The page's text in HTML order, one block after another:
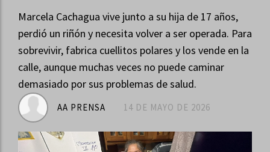
Marcela Cachagua vive junto a su hija de 17 años,
perdió un riñón y necesita volver a ser operada. Para
sobrevivir, fabrica cuellitos polares y los vende en la
calle, aunque muchas veces no puede caminar
demasiado por sus problemas de salud.
14 DE MAYO DE 2026
AA PRENSA